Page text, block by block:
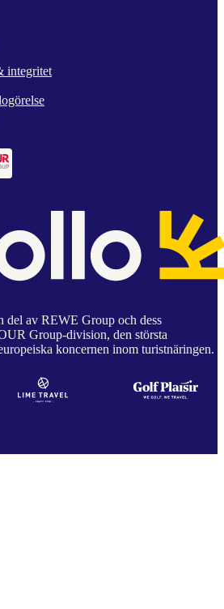
integritet
del av REWE Group och dess
Group-division, den största
koncernen inom turistnäringen.